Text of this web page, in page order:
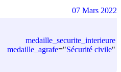
medaille_securite_interieure
medaille_agrafe="Sécurité civile"
07 Mars 2022